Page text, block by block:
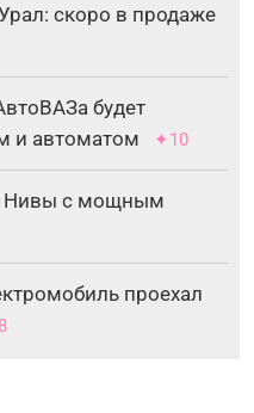
скоро в продаже
будет
и автоматом
✦10
Нивы с мощным
проехал